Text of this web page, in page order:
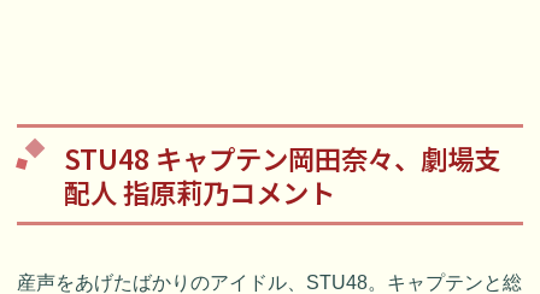
STU48 キャプテン岡田奈々、劇場支
配人 指原莉乃コメント
産声をあげたばかりのアイドル、STU48。キャプテンと総